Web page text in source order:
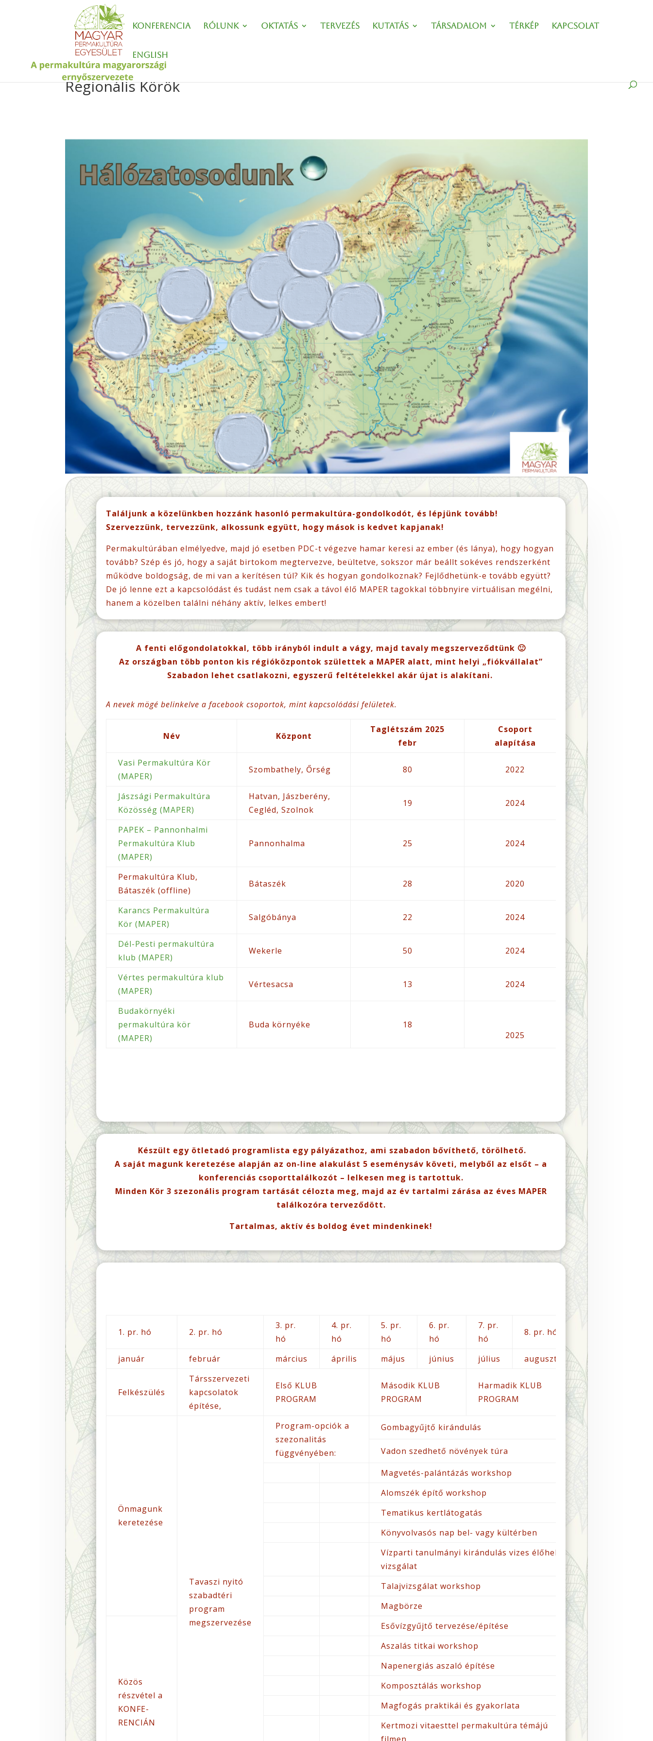
Konferencia Rólunk Oktatás Tervezés Kutatás Társadalom Térkép Kapcsolat
English
Regionális Körök
Találjunk a közelünkben hozzánk hasonló permakultúra-gondolkodót, és lépjünk tovább!
Szervezzünk, tervezzünk, alkossunk együtt, hogy mások is kedvet kapjanak!
Permakultúrában elmélyedve, majd jó esetben PDC-t végezve hamar keresi az ember (és lánya), hogy hogyan
tovább? Szép és jó, hogy a saját birtokom megtervezve, beültetve, sokszor már beállt sokéves rendszerként
működve boldogság, de mi van a kerítésen túl? Kik és hogyan gondolkoznak? Fejlődhetünk-e tovább együtt?
De jó lenne ezt a kapcsolódást és tudást nem csak a távol élő MAPER tagokkal többnyire virtuálisan megélni,
hanem a közelben találni néhány aktív, lelkes embert!
A fenti előgondolatokkal, több irányból indult a vágy, majd tavaly megszerveződtünk 🙂
Az országban több ponton kis régióközpontok születtek a MAPER alatt, mint helyi „fiókvállalat”
Szabadon lehet csatlakozni, egyszerű feltételekkel akár újat is alakítani.
A nevek mögé belinkelve a facebook csoportok, mint kapcsolódási felületek.
Név Központ
Taglétszám 2025
febr
Csoport
alapítása
Vasi Permakultúra Kör
(MAPER)
Szombathely, Őrség 80 2022
Jászsági Permakultúra
Közösség (MAPER)
Hatvan, Jászberény,
Cegléd, Szolnok
19 2024
PAPEK – Pannonhalmi
Permakultúra Klub
(MAPER)
Pannonhalma 25 2024
Permakultúra Klub,
Bátaszék (offline)
Bátaszék 28 2020
Karancs Permakultúra
Kör (MAPER)
Salgóbánya 22 2024
Dél-Pesti permakultúra
klub (MAPER)
Wekerle 50 2024
Vértes permakultúra klub
(MAPER)
Vértesacsa 13 2024
Budakörnyéki
permakultúra kör
(MAPER)
Buda környéke
18
2025
Készült egy ötletadó programlista egy pályázathoz, ami szabadon bővíthető, törölhető.
A saját magunk keretezése alapján az on-line alakulást 5 eseménysáv követi, melyből az elsőt – a
konferenciás csoporttalálkozót – lelkesen meg is tartottuk.
Minden Kör 3 szezonális program tartását célozta meg, majd az év tartalmi zárása az éves MAPER
találkozóra terveződött.
Tartalmas, aktív és boldog évet mindenkinek!
1. pr. hó 2. pr. hó
3. pr.
hó
4. pr.
hó
5. pr.
hó
6. pr.
hó
7. pr.
hó
8. pr. hó
január február március április május június július augusztus
Felkészülés
Társszervezeti
kapcsolatok
építése,
Első KLUB
PROGRAM
Második KLUB
PROGRAM
Harmadik KLUB
PROGRAM
Önmagunk
keretezése
Tavaszi nyitó
szabadtéri
program
megszervezése
Program-opciók a
szezonalitás
függvényében:
Gombagyűjtő kirándulás
Vadon szedhető növények túra
Magvetés-palántázás workshop
Alomszék építő workshop
Tematikus kertlátogatás
Könyvolvasós nap bel- vagy kültérben
Vízparti tanulmányi kirándulás vizes élőhely
vizsgálat
Talajvizsgálat workshop
Magbörze
Közös
részvétel a
KONFE-
RENCIÁN
Esővízgyűjtő tervezése/építése
Aszalás titkai workshop
Napenergiás aszaló építése
Komposztálás workshop
Magfogás praktikái és gyakorlata
Kertmozi vitaesttel permakultúra témájú